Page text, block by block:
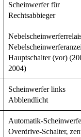
Scheinwerfer für
Rechtsabbieger
Hauptschalter (vor)
2004)
Scheinwerfer links
Abblendlicht
Automatik-
Overdrive-Schalter,